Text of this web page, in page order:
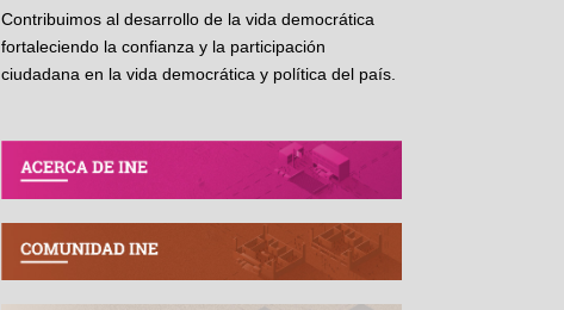
Contribuimos al desarrollo de la vida democrática
fortaleciendo la confianza y la participación
ciudadana en la vida democrática y política del país.